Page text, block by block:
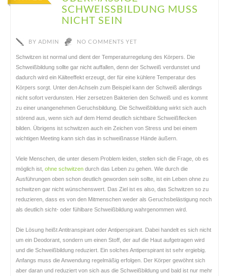
CHWEISSBILDUNG MUSS NI
CHT SEIN
BY ADMIN NO COMMENTS YET
Schwitzen ist normal und dient der Temperaturregelung des Körpers. Die
Schweißbildung sollte gar nicht auffallen, denn der Schweiß verdunstet und
dadurch wird ein Kälteeffekt erzeugt, der für eine kühlere Temperatur des
Körpers sorgt. Unter den Achseln zum Beispiel kann der Schweiß allerdings
nicht sofort verdunsten. Hier zersetzen Bakterien den Schweiß und es kommt
zu einer unangenehmen Geruchsbildung. Die Schweißbildung wirkt sich auch
störend aus, wenn sich auf dem Hemd deutlich sichtbare Schweißflecken
bilden. Übrigens ist schwitzen auch ein Zeichen von Stress und bei einem
wichtigen Meeting kann sich das in schweißnasse Hände äußern.
Viele Menschen, die unter diesem Problem leiden, stellen sich die Frage, ob es
möglich ist, ohne schwitzen durch das Leben zu gehen. Wie durch die
Ausführungen oben schon deutlich geworden sein sollte, ist ein Leben ohne zu
schwitzen gar nicht wünschenswert. Das Ziel ist es also, das Schwitzen so zu
reduzieren, dass es von den Mitmenschen weder als Geruchsbelästigung noch
als deutlich sicht- oder fühlbare Schweißbildung wahrgenommen wird.
Die Lösung heißt Antitranspirant oder Antiperspirant. Dabei handelt es sich nicht
um ein Deodorant, sondern um einen Stoff, der auf die Haut aufgetragen wird
und die Schweißbildung reduziert. Ein solches Antiperspirant ist sehr ergiebig.
Anfangs muss die Anwendung regelmäßig erfolgen. Der Körper gewöhnt sich
aber daran und reduziert von sich aus die Schweißbildung und bald ist nur mehr